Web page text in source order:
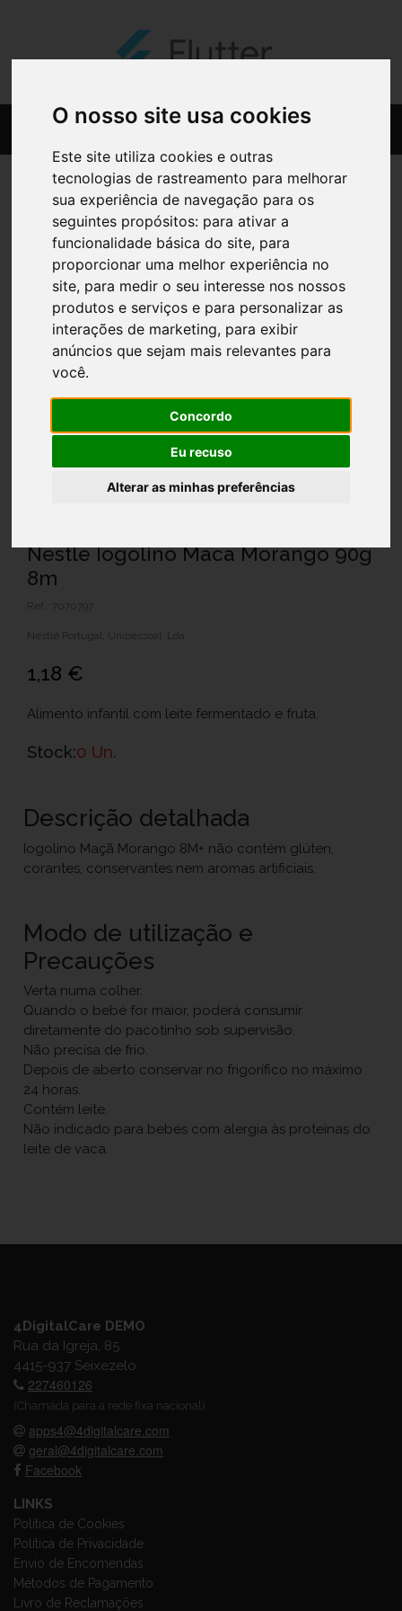
O nosso site usa cookies
Este site utiliza cookies e outras
tecnologias de rastreamento para melhorar
sua experiência de navegação para os
seguintes propósitos: para ativar a
funcionalidade básica do site, para
proporcionar uma melhor experiência no
site, para medir o seu interesse nos nossos
produtos e serviços e para personalizar as
interações de marketing, para exibir
anúncios que sejam mais relevantes para
você.
Concordo
Eu recuso
Alterar as minhas preferências
Nestle Iogolino Maca Morango 90g
8m
Ref.: 7070797
Nestlé Portugal, Unipessoal, Lda.
1,18 €
Alimento infantil com leite fermentado e fruta.
Stock:0 Un.
Descrição detalhada
Iogolino Maçã Morango 8M+ não contém glúten,
corantes, conservantes nem aromas artificiais.
Modo de utilização e
Precauções
Verta numa colher.
Quando o bebé for maior, poderá consumir
diretamente do pacotinho sob supervisão.
Não precisa de frio.
Depois de aberto conservar no frigorífico no máximo
24 horas.
Contém leite.
Não indicado para bebés com alergia às proteínas do
leite de vaca.
4DigitalCare DEMO
Rua da Igreja, 85
4415-937 Seixezelo
227460126
(Chamada para a rede fixa nacional)
apps4@4digitalcare.com
geral@4digitalcare.com
Facebook
LINKS
Política de Cookies
Política de Privacidade
Envio de Encomendas
Métodos de Pagamento
Livro de Reclamações